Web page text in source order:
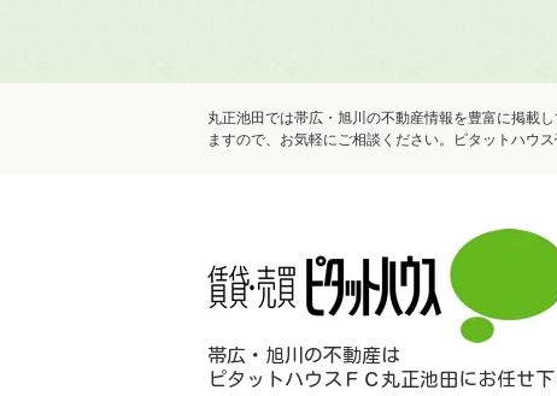
丸正池田では帯広・旭川の不動産情報を豊富に掲載
ますので、お気軽にご相談ください。ピタットハウ
帯広・旭川の不動産は
ピタットハウスＦＣ丸正池田にお任せ下